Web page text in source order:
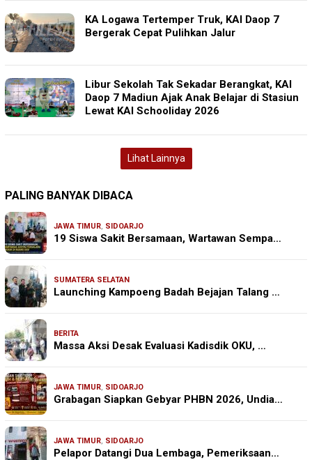
KA Logawa Tertemper Truk, KAI Daop 7
Bergerak Cepat Pulihkan Jalur
Libur Sekolah Tak Sekadar Berangkat, KAI
Daop 7 Madiun Ajak Anak Belajar di Stasiun
Lewat KAI Schooliday 2026
Lihat Lainnya
PALING BANYAK DIBACA
JAWA TIMUR SIDOARJO
19 Siswa Sakit Bersamaan, Wartawan Sempa…
SUMATERA SELATAN
Launching Kampoeng Badah Bejajan Talang …
BERITA
Massa Aksi Desak Evaluasi Kadisdik OKU, …
JAWA TIMUR SIDOARJO
Grabagan Siapkan Gebyar PHBN 2026, Undia…
JAWA TIMUR SIDOARJO
Pelapor Datangi Dua Lembaga, Pemeriksaan…